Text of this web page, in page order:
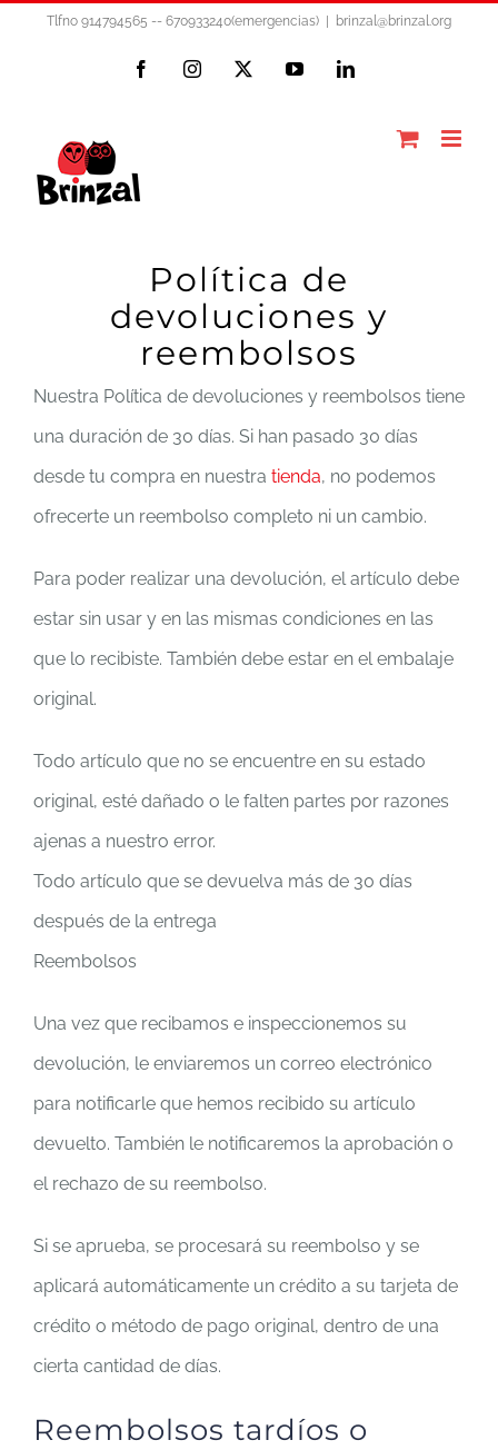
Tlfno 914794565 -- 670933240(emergencias) brinzal@brinzal.org
FacebookInstagram YouTubeLinkedIn
Política de
devoluciones y
reembolsos
Nuestra Política de devoluciones y reembolsos tiene
una duración de 30 días. Si han pasado 30 días
desde tu compra en nuestra tienda, no podemos
ofrecerte un reembolso completo ni un cambio.
Para poder realizar una devolución, el artículo debe
estar sin usar y en las mismas condiciones en las
que lo recibiste. También debe estar en el embalaje
original.
Todo artículo que no se encuentre en su estado
original, esté dañado o le falten partes por razones
ajenas a nuestro error.
Todo artículo que se devuelva más de 30 días
después de la entrega
Reembolsos
Una vez que recibamos e inspeccionemos su
devolución, le enviaremos un correo electrónico
para notificarle que hemos recibido su artículo
devuelto. También le notificaremos la aprobación o
el rechazo de su reembolso.
Si se aprueba, se procesará su reembolso y se
aplicará automáticamente un crédito a su tarjeta de
crédito o método de pago original, dentro de una
cierta cantidad de días.
Reembolsos tardíos o